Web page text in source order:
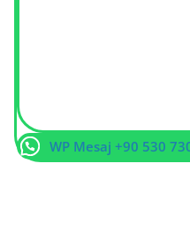
WP Mesaj +90 530